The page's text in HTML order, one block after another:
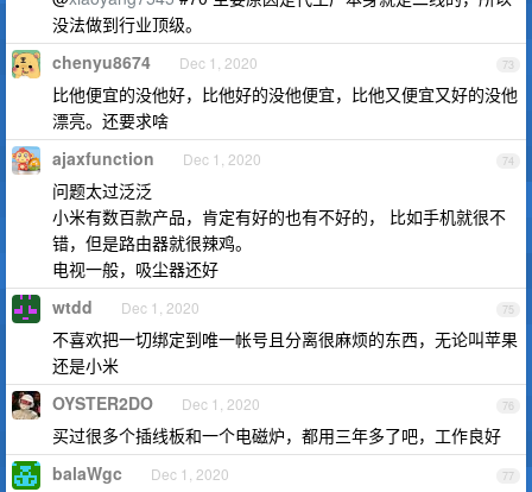
没法做到行业顶级。
73
chenyu8674 Dec 1, 2020
比他便宜的没他好，比他好的没他便宜，比他又便宜又好的没他
漂亮。还要求啥
74
ajaxfunction Dec 1, 2020
问题太过泛泛
小米有数百款产品，肯定有好的也有不好的， 比如手机就很不
错，但是路由器就很辣鸡。
电视一般，吸尘器还好
75
wtdd Dec 1, 2020
不喜欢把一切绑定到唯一帐号且分离很麻烦的东西，无论叫苹果
还是小米
76
OYSTER2DO Dec 1, 2020
买过很多个插线板和一个电磁炉，都用三年多了吧，工作良好
77
balaWgc Dec 1, 2020